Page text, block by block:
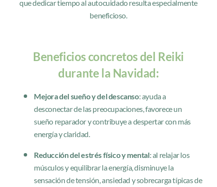
que dedicar tiempo al autocuidado resulta especialmente
beneficioso.
Beneficios concretos del Reiki
durante la Navidad:
Mejora del sueño y del descanso: ayuda a
desconectar de las preocupaciones, favorece un
sueño reparador y contribuye a despertar con más
energía y claridad.
Reducción del estrés físico y mental: al relajar los
músculos y equilibrar la energía, disminuye la
sensación de tensión, ansiedad y sobrecarga típicas de